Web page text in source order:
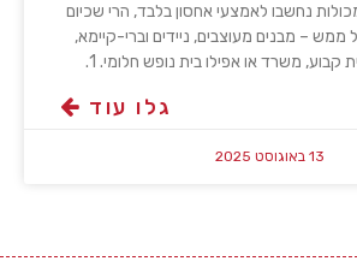
נחשבו לאמצעי אחסון בלבד, הרי שכיום
– מבנים מעוצבים, ניידים וברי-קיימא,
משרד או אפילו בית נופש חלומי. 1.
גלו עוד
13 באוגוסט 2025